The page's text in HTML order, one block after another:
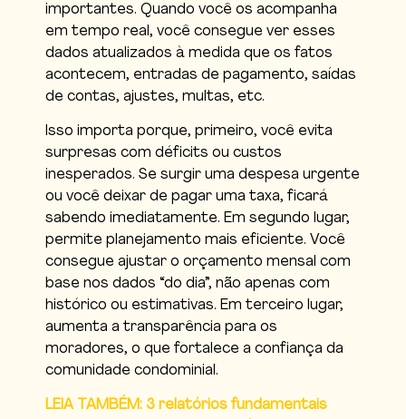
importantes. Quando você os acompanha
em tempo real, você consegue ver esses
dados atualizados à medida que os fatos
acontecem, entradas de pagamento, saídas
de contas, ajustes, multas, etc.
Isso importa porque, primeiro, você evita
surpresas com déficits ou custos
inesperados. Se surgir uma despesa urgente
ou você deixar de pagar uma taxa, ficará
sabendo imediatamente. Em segundo lugar,
permite planejamento mais eficiente. Você
consegue ajustar o orçamento mensal com
base nos dados “do dia”, não apenas com
histórico ou estimativas. Em terceiro lugar,
aumenta a transparência para os
moradores, o que fortalece a confiança da
comunidade condominial.
LEIA TAMBÉM: 3 relatórios fundamentais